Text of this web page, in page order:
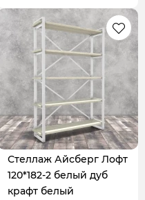
Стеллаж Айсберг Лофт
120*182-2 белый дуб
крафт белый